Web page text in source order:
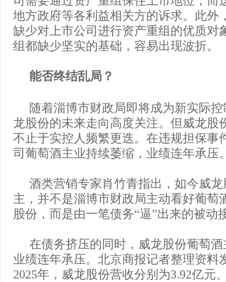
地方政府等各利益相关方的诉求。此外
缺少对上市公司进行资产重组的优质对
组都缺少坚实的基础，容易出现波折。
能否终结乱局？
随着淄博市财政局即将成为新实际
龙股份的未来走向高度关注。但威龙股
不止于实控人频繁更迭。在违规担保事
司葡萄酒主业持续萎缩，业绩连年承压
酒类营销专家肖竹青指出，如今威
主，并不是淄博市财政局主动看好葡萄
股份，而是由一笔债务“逼”出来的被动
在债务挤压的同时，威龙股份葡萄
业绩连年承压。北京商报记者整理资料
2025年，威龙股份营收分别为3.92亿元